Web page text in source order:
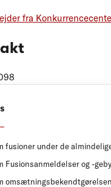
fra
fusioner under de
Fusionsanmeldelser og -